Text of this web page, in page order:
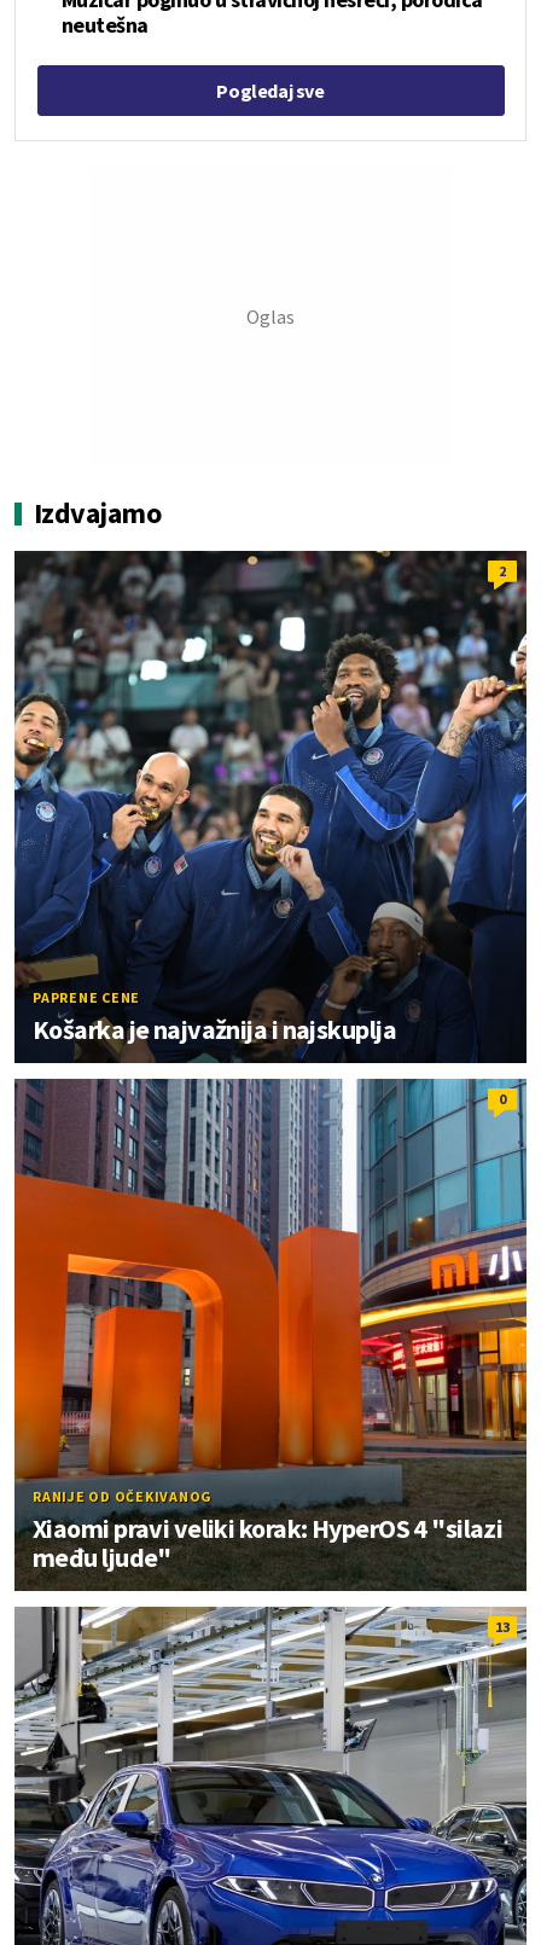
neutešna
Pogledaj sve
Izdvajamo
2
PAPRENE CENE
Košarka je najvažnija i najskuplja
0
RANIJE OD OČEKIVANOG
Xiaomi pravi veliki korak: HyperOS 4 "silazi
među ljude"
13